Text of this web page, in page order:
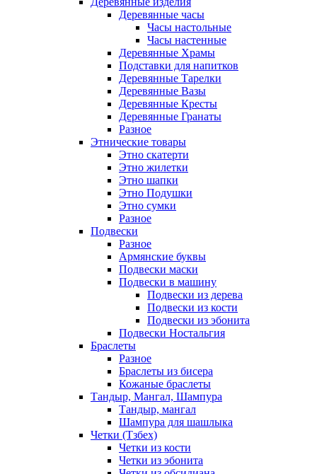
Деревянные часы
Часы настольные
Часы настенные
Деревянные Храмы
Подставки для напитков
Деревянные Тарелки
Деревянные Вазы
Деревянные Кресты
Деревянные Гранаты
Разное
Этнические товары
Этно скатерти
Этно жилетки
Этно шапки
Этно Подушки
Этно сумки
Разное
Подвески
Разное
Армянские буквы
Подвески маски
Подвески в машину
Подвески из дерева
Подвески из кости
Подвески из эбонита
Подвески Ностальгия
Браслеты
Разное
Браслеты из бисера
Кожаные браслеты
Тандыр, Мангал, Шампура
Тандыр, мангал
Шампура для шашлыка
Четки (Тзбех)
Четки из кости
Четки из эбонита